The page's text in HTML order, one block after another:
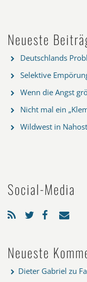
Neueste
Deutschlands
Selektive
Wenn die Angst
Nicht mal ein
Wildwest in Nahost
Social-Media
Neueste
Dieter Gabriel zu